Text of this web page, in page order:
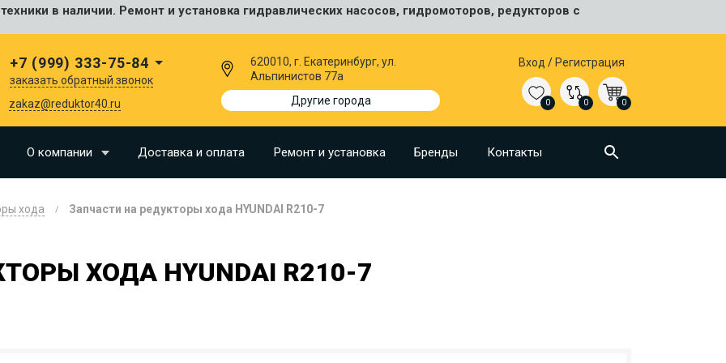
в наличии. Ремонт и установка гидравлических насосов, гидромоторов, редукторов с
+7 (999) 333-75-84
заказать обратный звонок
zakaz@reduktor40.ru
620010, г. Екатеринбург, ул.
Альпинистов 77а
Другие города
Вход / Регистрация
0 0 0
О компании Доставка и оплата Ремонт и установка Бренды Контакты
хода Запчасти на редукторы хода HYUNDAI R210-7
ХОДА HYUNDAI R210-7